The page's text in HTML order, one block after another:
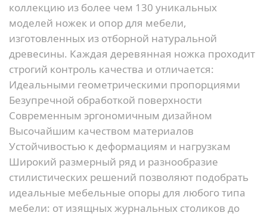
коллекцию из более чем 130 уникальных
моделей ножек и опор для мебели,
изготовленных из отборной натуральной
древесины. Каждая деревянная ножка проходит
строгий контроль качества и отличается:
Идеальными геометрическими пропорциями
Безупречной обработкой поверхности
Современным эргономичным дизайном
Высочайшим качеством материалов
Устойчивостью к деформациям и нагрузкам
Широкий размерный ряд и разнообразие
стилистических решений позволяют подобрать
идеальные мебельные опоры для любого типа
мебели: от изящных журнальных столиков до